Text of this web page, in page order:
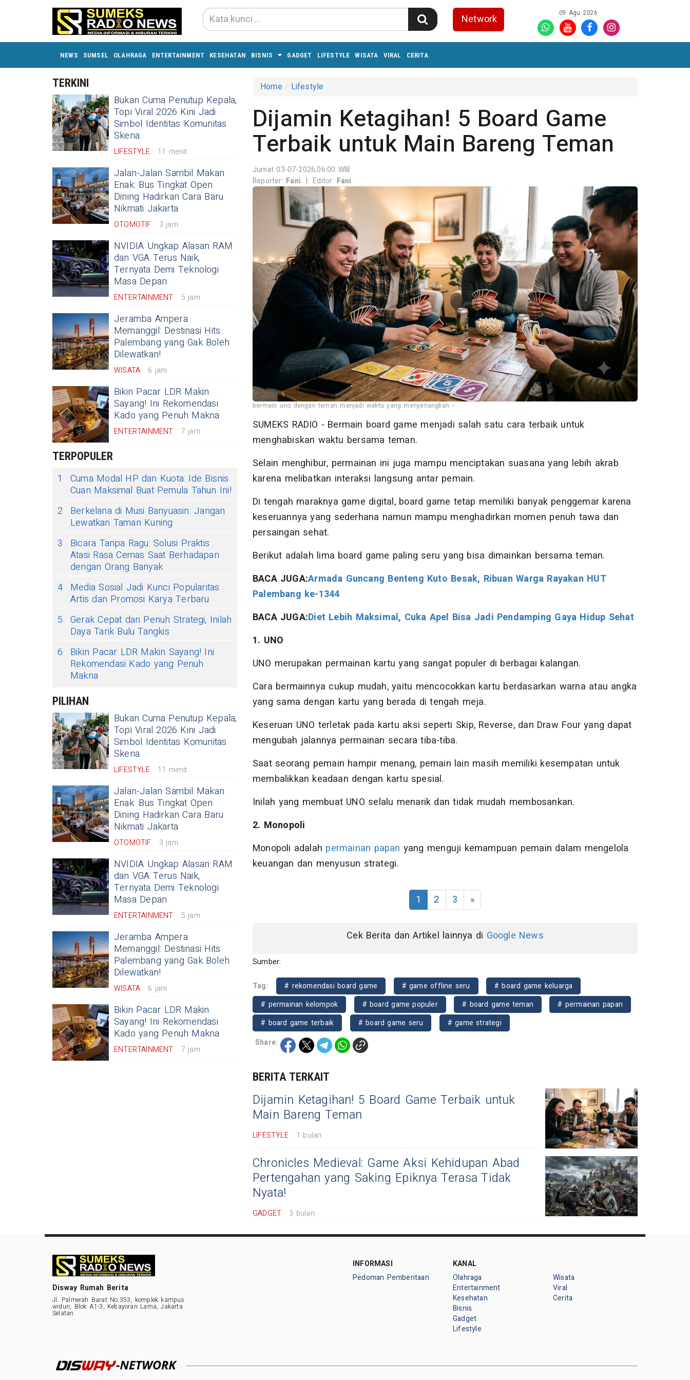
Network 09 Agu 2026
NEWS SUMSEL OLAHRAGA ENTERTAINMENT KESEHATAN BISNIS GADGET LIFESTYLE WISATA VIRAL CERITA
TERKINI
Bukan Cuma Penutup Kepala,
Topi Viral 2026 Kini Jadi
Simbol Identitas Komunitas
Skena.
LIFESTYLE 11 menit
Jalan-Jalan Sambil Makan
Enak: Bus Tingkat Open
Dining Hadirkan Cara Baru
Nikmati Jakarta
OTOMOTIF 3 jam
NVIDIA Ungkap Alasan RAM
dan VGA Terus Naik,
Ternyata Demi Teknologi
Masa Depan
ENTERTAINMENT 5 jam
Jeramba Ampera
Memanggil: Destinasi Hits
Palembang yang Gak Boleh
Dilewatkan!
WISATA 6 jam
Bikin Pacar LDR Makin
Sayang! Ini Rekomendasi
Kado yang Penuh Makna
ENTERTAINMENT 7 jam
TERPOPULER
1
Cuma Modal HP dan Kuota: Ide Bisnis
Cuan Maksimal Buat Pemula Tahun Ini!
2
Berkelana di Musi Banyuasin: Jangan
Lewatkan Taman Kuning
3
Bicara Tanpa Ragu: Solusi Praktis
Atasi Rasa Cemas Saat Berhadapan
dengan Orang Banyak
4 Media Sosial Jadi Kunci Popularitas
Artis dan Promosi Karya Terbaru
5 Gerak Cepat dan Penuh Strategi, Inilah
Daya Tarik Bulu Tangkis
6
Bikin Pacar LDR Makin Sayang! Ini
Rekomendasi Kado yang Penuh
Makna
PILIHAN
Bukan Cuma Penutup Kepala,
Topi Viral 2026 Kini Jadi
Simbol Identitas Komunitas
Skena.
LIFESTYLE 11 menit
Jalan-Jalan Sambil Makan
Enak: Bus Tingkat Open
Dining Hadirkan Cara Baru
Nikmati Jakarta
OTOMOTIF 3 jam
NVIDIA Ungkap Alasan RAM
dan VGA Terus Naik,
Ternyata Demi Teknologi
Masa Depan
ENTERTAINMENT 5 jam
Jeramba Ampera
Memanggil: Destinasi Hits
Palembang yang Gak Boleh
Dilewatkan!
WISATA 6 jam
Bikin Pacar LDR Makin
Sayang! Ini Rekomendasi
Kado yang Penuh Makna
ENTERTAINMENT 7 jam
Home Lifestyle
Dijamin Ketagihan! 5 Board Game
Terbaik untuk Main Bareng Teman
Jumat 03-07-2026,06:00 WIB
Reporter: Fani | Editor: Fani
bermain uno dengan teman menjadi waktu yang menyenangkan --
SUMEKS RADIO - Bermain board game menjadi salah satu cara terbaik untuk
menghabiskan waktu bersama teman.
Selain menghibur, permainan ini juga mampu menciptakan suasana yang lebih akrab
karena melibatkan interaksi langsung antar pemain.
Di tengah maraknya game digital, board game tetap memiliki banyak penggemar karena
keseruannya yang sederhana namun mampu menghadirkan momen penuh tawa dan
persaingan sehat.
Berikut adalah lima board game paling seru yang bisa dimainkan bersama teman.
BACA JUGA:Armada Guncang Benteng Kuto Besak, Ribuan Warga Rayakan HUT
Palembang ke-1344
BACA JUGA:Diet Lebih Maksimal, Cuka Apel Bisa Jadi Pendamping Gaya Hidup Sehat
1. UNO
UNO merupakan permainan kartu yang sangat populer di berbagai kalangan.
Cara bermainnya cukup mudah, yaitu mencocokkan kartu berdasarkan warna atau angka
yang sama dengan kartu yang berada di tengah meja.
Keseruan UNO terletak pada kartu aksi seperti Skip, Reverse, dan Draw Four yang dapat
mengubah jalannya permainan secara tiba-tiba.
Saat seorang pemain hampir menang, pemain lain masih memiliki kesempatan untuk
membalikkan keadaan dengan kartu spesial.
Inilah yang membuat UNO selalu menarik dan tidak mudah membosankan.
2. Monopoli
Monopoli adalah permainan papan yang menguji kemampuan pemain dalam mengelola
keuangan dan menyusun strategi.
1 2 3 »
Cek Berita dan Artikel lainnya di Google News
Sumber:
Tag: # rekomendasi board game # game offline seru
# board game keluarga
# permainan kelompok
# board game populer # board game teman
# permainan papan
# board game terbaik
# board game seru
# game strategi
Share:
BERITA TERKAIT
Dijamin Ketagihan! 5 Board Game Terbaik untuk
Main Bareng Teman
LIFESTYLE 1 bulan
Chronicles Medieval: Game Aksi Kehidupan Abad
Pertengahan yang Saking Epiknya Terasa Tidak
Nyata!
GADGET 3 bulan
Disway Rumah Berita
Jl. Palmerah Barat No.353, komplek kampus
widuri, Blok A1-3, Kebayoran Lama, Jakarta
Selatan
INFORMASI
Pedoman Pemberitaan
KANAL
Olahraga
Entertainment
Kesehatan
Bisnis
Gadget
Lifestyle
Wisata
Viral
Cerita